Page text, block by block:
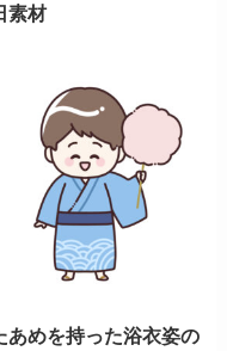
素材
あめを持った浴衣姿の